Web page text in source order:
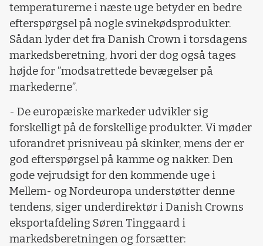
temperaturerne i næste uge betyder en bedre
efterspørgsel på nogle svinekødsprodukter.
Sådan lyder det fra Danish Crown i torsdagens
markedsberetning, hvori der dog også tages
højde for ”modsatrettede bevægelser på
markederne”.
- De europæiske markeder udvikler sig
forskelligt på de forskellige produkter. Vi møder
uforandret prisniveau på skinker, mens der er
god efterspørgsel på kamme og nakker. Den
gode vejrudsigt for den kommende uge i
Mellem- og Nordeuropa understøtter denne
tendens, siger underdirektør i Danish Crowns
eksportafdeling Søren Tinggaard i
markedsberetningen og forsætter: